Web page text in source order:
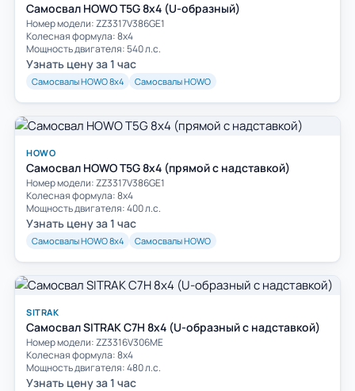
Самосвал HOWO T5G 8x4 (U-образный)
Номер модели: ZZ3317V386GE1
Колесная формула: 8х4
Мощность двигателя: 540 л.с.
Узнать цену за 1 час
Самосвалы HOWO 8х4 Самосвалы HOWO
HOWO
Самосвал HOWO T5G 8x4 (прямой с надставкой)
Номер модели: ZZ3317V386GE1
Колесная формула: 8х4
Мощность двигателя: 400 л.с.
Узнать цену за 1 час
Самосвалы HOWO 8х4 Самосвалы HOWO
SITRAK
Самосвал SITRAK C7H 8x4 (U-образный с надставкой)
Номер модели: ZZ3316V306ME
Колесная формула: 8х4
Мощность двигателя: 480 л.с.
Узнать цену за 1 час